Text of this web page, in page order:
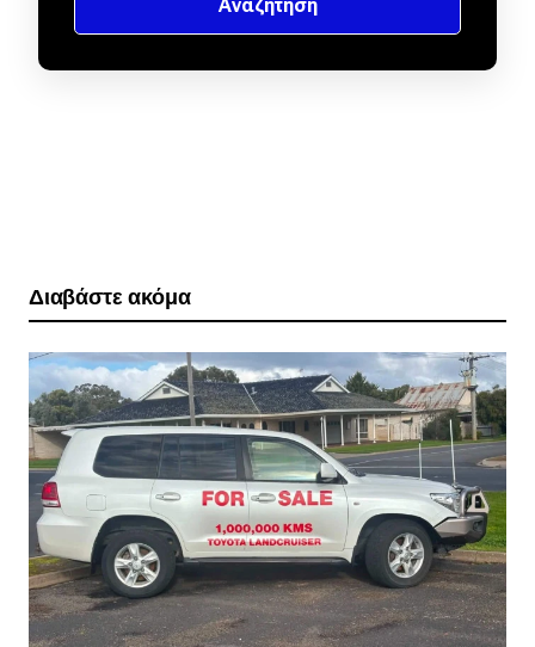
Διαβάστε ακόμα